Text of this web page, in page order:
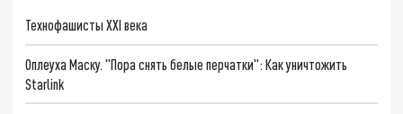
Технофашисты XXI века
Оплеуха Маску. "Пора снять белые перчатки": Как уничтожить
Starlink